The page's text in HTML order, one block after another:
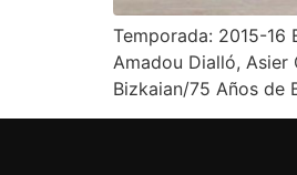
Temporada: 2015-16
Amadou Dialló,
Bizkaian/75 Años de